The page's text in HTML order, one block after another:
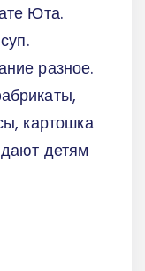
Юта.
разное.
картошка
детям